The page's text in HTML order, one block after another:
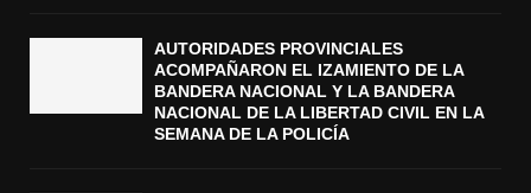
AUTORIDADES PROVINCIALES
ACOMPAÑARON EL IZAMIENTO DE LA
BANDERA NACIONAL Y LA BANDERA
NACIONAL DE LA LIBERTAD CIVIL EN LA
SEMANA DE LA POLICÍA